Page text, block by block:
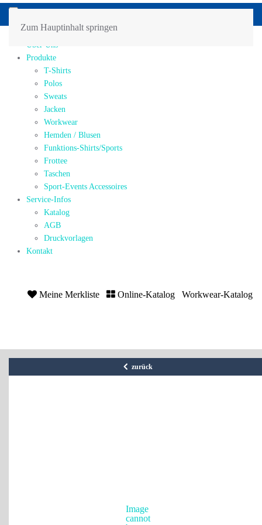
Zum Hauptinhalt springen
Home
Über Uns
Produkte
T-Shirts
Polos
Sweats
Jacken
Workwear
Hemden / Blusen
Funktions-Shirts/Sports
Frottee
Taschen
Sport-Events Accessoires
Service-Infos
Katalog
AGB
Druckvorlagen
Kontakt
Meine Merkliste Online-Katalog Workwear-Katalog
zurück
Image
cannot